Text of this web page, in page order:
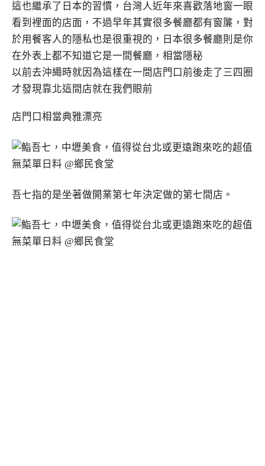
這也繼承了日本的習慣，台灣人近年來喜歡落地窗一眼
看到裡面的店面，不過早年其實很多餐廳都有窗簾，對
於用餐客人的隱私也是很重視的，日本很多餐廳則是你
在外表上都不知道它是一間餐廳，相當隱秘
以前去沖繩時就因為這樣在一間店門口前後走了三四圈
才發現靠北這間店就在我們眼前
店門口相當典雅漂亮
吾七指的是坐著做開業第七年決定做的第七間店。